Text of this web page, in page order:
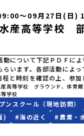
〜09月27日(日)
産高等学校
動について下記ＰＤＦに
います。各部活動によっ
程と時刻を確認の上、参
下記の必須事項を入力し
〆切）後日、当日の持
て、本校（０１３８－４９
函館水産高校 部活動体
申込ＱＲコードも記載
産高等学校 グラウンド、体育
学校
ンスクール（現地訪問）
) #海の近く # 農業・